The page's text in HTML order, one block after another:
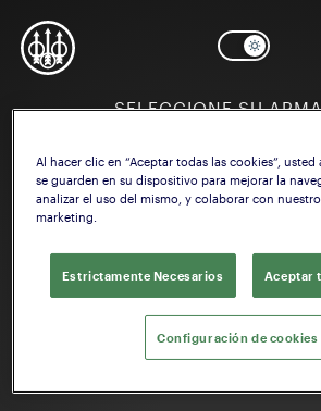
SELECCIONE SU
Caza / Competicion /
Al hacer clic en “Aceptar todas las cookies”,
se guarden en su dispositivo para mejorar la
analizar el uso del mismo, y colaborar con
marketing.
Estrictamente Necesarios Aceptar
Configuración de cookies